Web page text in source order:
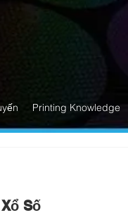
Printing Knowledge
Số